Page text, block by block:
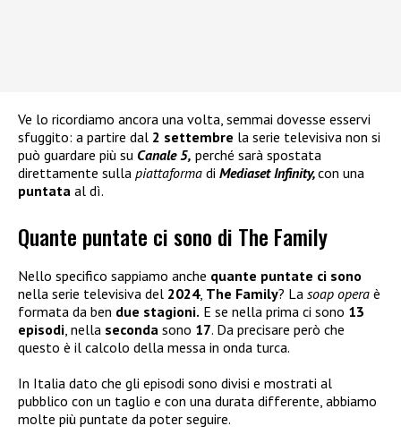
Ve lo ricordiamo ancora una volta, semmai dovesse esservi
sfuggito: a partire dal 2 settembre la serie televisiva non si
può guardare più su Canale 5, perché sarà spostata
direttamente sulla piattaforma di Mediaset Infinity,con una
puntata al dì.
Quante puntate ci sono di The Family
Nello specifico sappiamo anche quante puntate ci sono
nella serie televisiva del 2024, The Family? La soap opera è
formata da ben due stagioni. E se nella prima ci sono 13
episodi , nella seconda sono 17. Da precisare però che
questo è il calcolo della messa in onda turca.
In Italia dato che gli episodi sono divisi e mostrati al
pubblico con un taglio e con una durata differente, abbiamo
molte più puntate da poter seguire.